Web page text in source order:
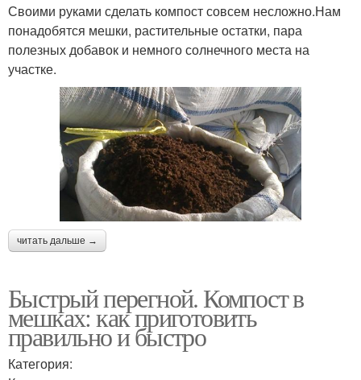
Своими руками сделать компост совсем несложно.Нам
понадобятся мешки, растительные остатки, пара
полезных добавок и немного солнечного места на
участке.
читать дальше →
Быстрый перегной. Компост в
мешках: как приготовить
правильно и быстро
Категория: